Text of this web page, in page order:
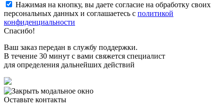
Нажимая на кнопку, вы даете согласие на обработку своих
персональных данных и соглашаетесь с политикой
конфиденциальности
Спасибо!
Ваш заказ передан в службу поддержки.
В течение 30 минут с вами свяжется специалист
для определения дальнейших действий
Оставьте контакты